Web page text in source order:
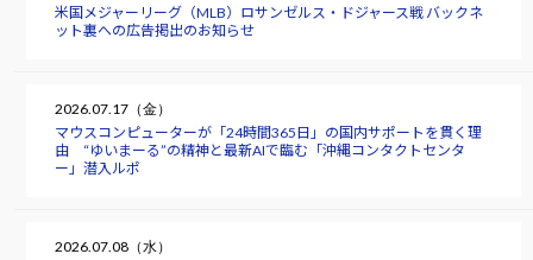
米国メジャーリーグ（MLB）ロサンゼルス・ドジャース戦 バックネ
ット裏への広告掲出のお知らせ
2026.07.17（金）
マウスコンピューターが「24時間365日」の国内サポートを貫く理
由 “ゆいまーる”の精神と最新AIで臨む「沖縄コンタクトセンタ
ー」潜入ルポ
2026.07.08（水）